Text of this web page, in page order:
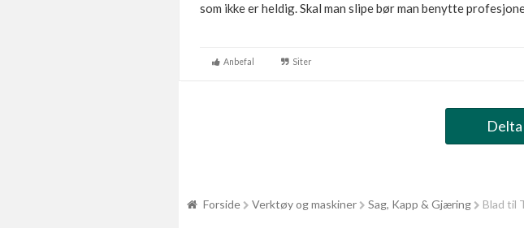
som ikke er heldig. Skal man slipe bør man benytte
Anbefal Siter
Forside Verktøy og maskiner Sag, Kapp & Gjæring Blad til